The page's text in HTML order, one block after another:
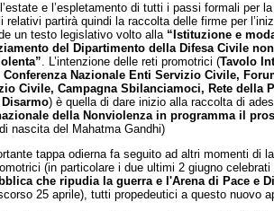
e l’espletamento di tutti i passi formali per
relativi partirà quindi la raccolta delle firme per
un testo legislativo volto alla “Istituzione e
del Dipartimento della Difesa Civile
. L’intenzione delle reti promotrici (Tavolo
Conferenza Nazionale Enti Servizio Civile,
Civile, Campagna Sbilanciamoci, Rete della
) è quella di dare inizio alla raccolta di
della Nonviolenza in programma il
nascita del Mahatma Gandhi)
tappa odierna fa seguito ad altri momenti di
(in particolare i due ultimi 2 giugno celebrati
che ripudia la guerra e l'Arena di Pace e
25 aprile), tutti propedeutici a questo nuovo